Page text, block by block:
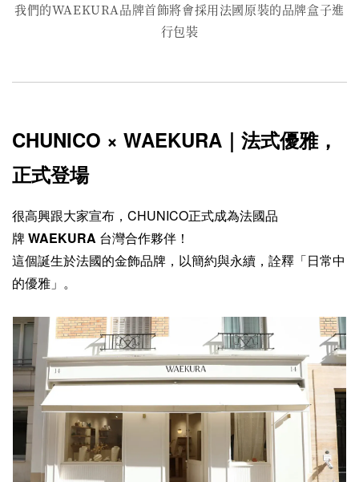
我們的WAEKURA品牌首飾將會採用法國原裝的品牌盒子進
行包裝
CHUNICO × WAEKURA｜法式優雅，
正式登場
很高興跟大家宣布，CHUNICO正式成為法國品
牌WAEKURA 台灣合作夥伴！
這個誕生於法國的金飾品牌，以簡約與永續，詮釋「日常中
的優雅」。